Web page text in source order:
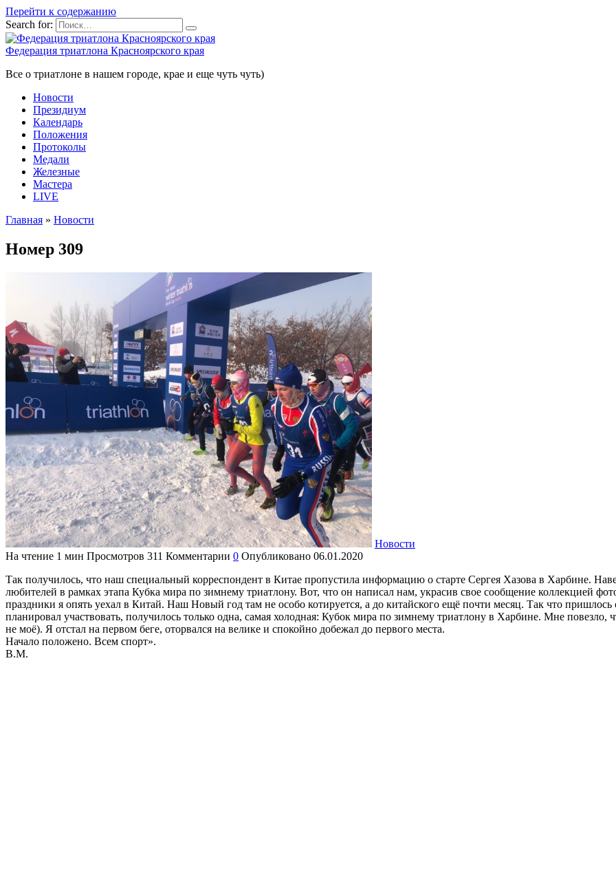
Перейти к содержанию
Search for:
Федерация триатлона Красноярского края
Все о триатлоне в нашем городе, крае и еще чуть чуть)
Новости
Президиум
Календарь
Положения
Протоколы
Медали
Железные
Мастера
LIVE
Главная » Новости
Номер 309
Новости
На чтение 1 мин Просмотров 311 Комментарии 0 Опубликовано 06.01.2020
Так получилось, что наш специальный корреспондент в Китае пропустила информацию о старте Сергея Хазова в Харбине.
любителей в рамках этапа Кубка мира по зимнему триатлону. Вот, что он написал нам, украсив свое сообщение коллекцией
праздники я опять уехал в Китай. Наш Новый год там не особо котируется, а до китайского ещё почти месяц. Так что пришлось
планировал участвовать, получилось только одна, самая холодная: Кубок мира по зимнему триатлону в Харбине. Мне
не моё). Я отстал на первом беге, оторвался на велике и спокойно добежал до первого места.
Начало положено. Всем спорт».
В.М.